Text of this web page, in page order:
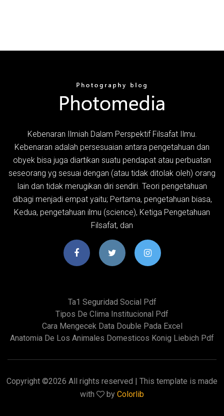
Kebenaran Ilmiah Dalam Perspektif Filsafat Ilmu.
Kebenaran adalah persesuaian antara pengetahuan dan
obyek bisa juga diartikan suatu pendapat atau perbuatan
seseorang yg sesuai dengan (atau tidak ditolak oleh) orang
lain dan tidak merugikan diri sendiri. Teori pengetahuan
dibagi menjadi empat yaitu; Pertama, pengetahuan biasa,
Kedua, pengetahuan ilmu (science), Ketiga Pengetahuan
Filsafat, dan
Ta1 Seguridad Social Pdf
Tipos De Clima Institucional Pdf
Cara Mengecek Data Double Pada Excel
Anatomia De Los Animales Domesticos Konig Liebich Pdf
Copyright ©2026 All rights reserved | This template is made
with
by Colorlib